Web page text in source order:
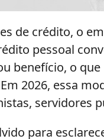
de crédito, o
pessoal
benefício, o
2026, essa
servidores
para